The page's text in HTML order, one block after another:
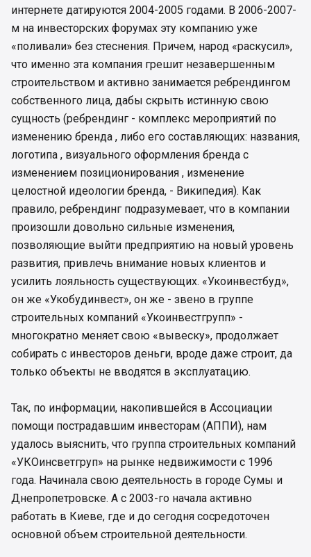
интернете датируются 2004-2005 годами. В 2006-2007-
м на инвесторских форумах эту компанию уже
«поливали» без стеснения. Причем, народ «раскусил»,
что именно эта компания грешит незавершенным
строительством и активно занимается ребрендингом
собственного лица, дабы скрыть истинную свою
сущность (ребрендинг - комплекс мероприятий по
изменению бренда , либо его составляющих: названия,
логотипа , визуального оформления бренда с
изменением позиционирования , изменение
целостной идеологии бренда, - Википедия). Как
правило, ребрендинг подразумевает, что в компании
произошли довольно сильные изменения,
позволяющие выйти предприятию на новый уровень
развития, привлечь внимание новых клиентов и
усилить лояльность существующих. «Укоинвестбуд»,
он же «Укобудинвест», он же - звено в группе
строительных компаний «Укоинвестгрупп» -
многократно меняет свою «вывеску», продолжает
собирать с инвесторов деньги, вроде даже строит, да
только объекты не вводятся в эксплуатацию.
Так, по информации, накопившейся в Ассоциации
помощи пострадавшим инвесторам (АППИ), нам
удалось выяснить, что группа строительных компаний
«УКОинсветгруп» на рынке недвижимости с 1996
года. Начинала свою деятельность в городе Сумы и
Днепропетровске. А с 2003-го начала активно
работать в Киеве, где и до сегодня сосредоточен
основной объем строительной деятельности.